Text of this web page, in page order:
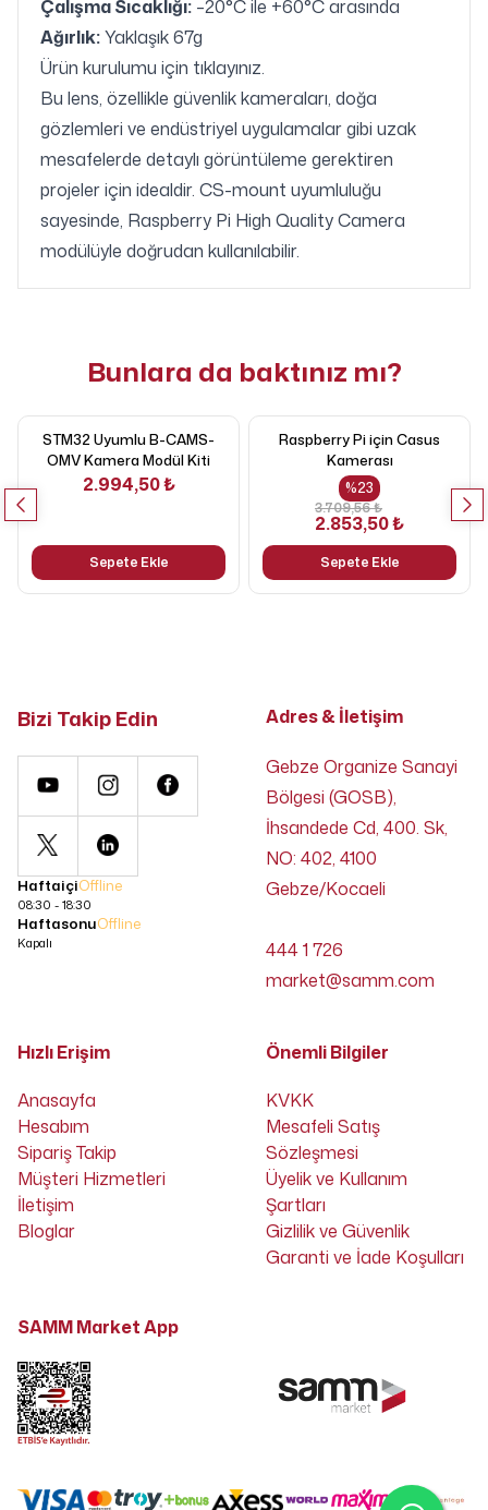
Çalışma Sıcaklığı: –20°C ile +60°C arasında
Ağırlık:Yaklaşık 67g
Ürün kurulumu için tıklayınız.
Bu lens, özellikle güvenlik kameraları, doğa
gözlemleri ve endüstriyel uygulamalar gibi uzak
mesafelerde detaylı görüntüleme gerektiren
projeler için idealdir. CS-mount uyumluluğu
sayesinde, Raspberry Pi High Quality Camera
modülüyle doğrudan kullanılabilir.
Bunlara da baktınız mı?
STM32 Uyumlu B-CAMS-
OMV Kamera Modül Kiti
2.994,50 ₺
Sepete Ekle
Raspberry Pi için Casus
Kamerası
%23
3.709,56 ₺
2.853,50 ₺
Sepete Ekle
Bizi Takip Edin
HaftaiçiOffline
08:30 - 18:30
HaftasonuOffline
Kapalı
Adres & İletişim
Gebze Organize Sanayi
Bölgesi (GOSB),
İhsandede Cd, 400. Sk,
NO: 402, 4100
Gebze/Kocaeli
444 1 726
market@samm.com
Hızlı Erişim
Anasayfa
Hesabım
Sipariş Takip
Müşteri Hizmetleri
İletişim
Bloglar
Önemli Bilgiler
KVKK
Mesafeli Satış
Sözleşmesi
Üyelik ve Kullanım
Şartları
Gizlilik ve Güvenlik
Garanti ve İade Koşulları
SAMM Market App